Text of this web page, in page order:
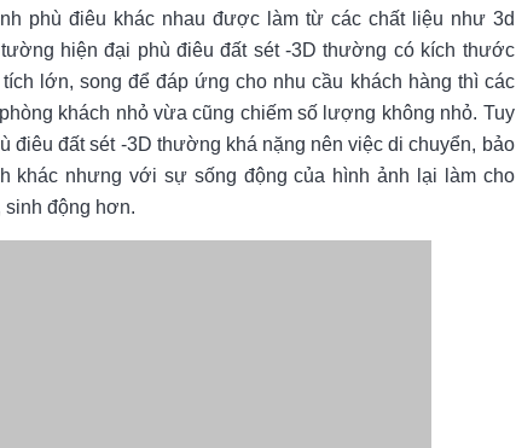
phù điêu khác nhau được làm từ các chất liệu như 3d
hiện đại phù điêu đất sét -3D thường có kích thước
lớn, song để đáp ứng cho nhu cầu khách hàng thì các
khách nhỏ vừa cũng chiếm số lượng không nhỏ. Tuy
điêu đất sét -3D thường khá nặng nên việc di chuyển, bảo
khác nhưng với sự sống động của hình ảnh lại làm cho
sinh động hơn.